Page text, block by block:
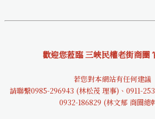
歡迎您蒞臨 三峽民權老街商圈
若您對本網站有任何建議
請聯繫0985-296943 (林松茂 理事)、0911-
0932-186829 (林文郁 商圈總